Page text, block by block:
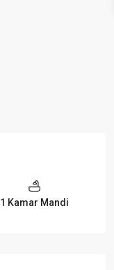
1 Kamar Mandi